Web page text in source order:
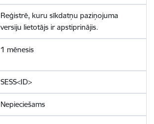
Reģistrē, kuru sīkdatņu paziņojuma
versiju lietotājs ir apstiprinājis.
1 mēnesis
SESS<ID>
Nepieciešams